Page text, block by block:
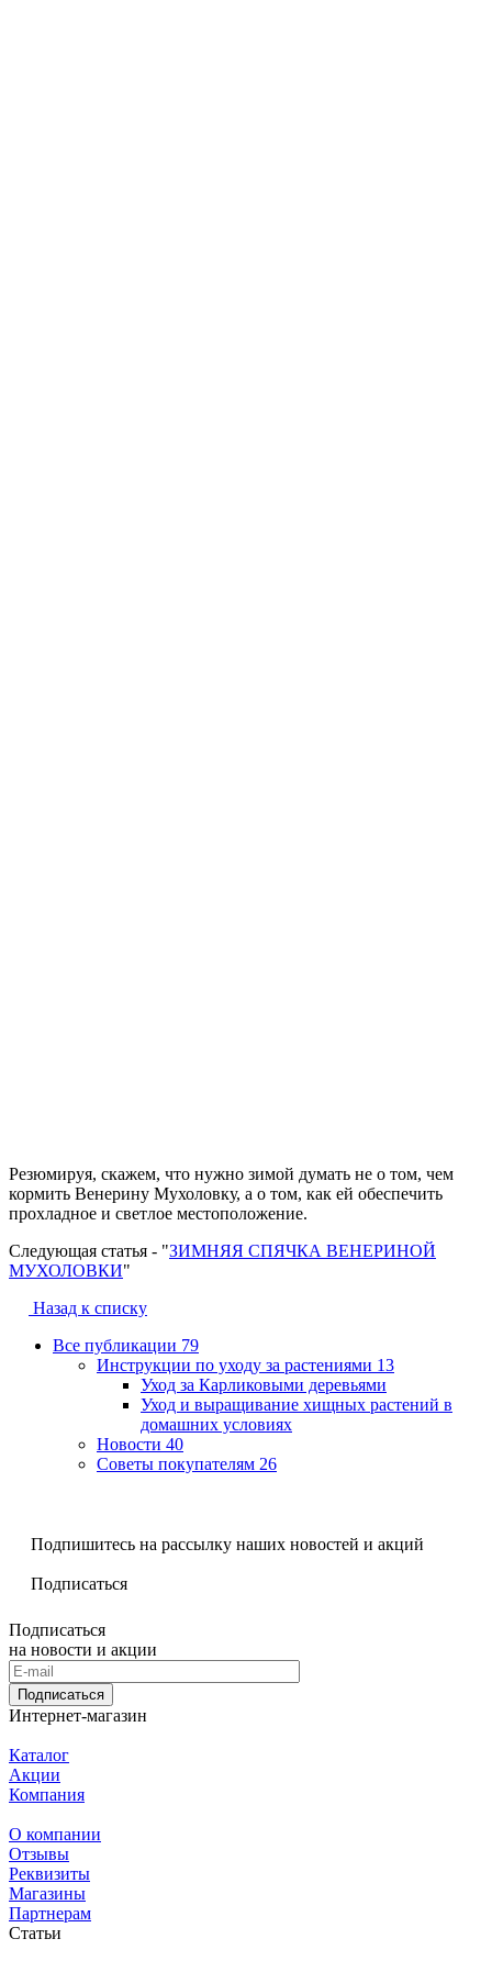
Резюмируя, скажем, что нужно зимой думать не о том, чем
кормить Венерину Мухоловку, а о том, как ей обеспечить
прохладное и светлое местоположение.
Следующая статья - "ЗИМНЯЯ СПЯЧКА ВЕНЕРИНОЙ
МУХОЛОВКИ"
Назад к списку
Все публикации 79
Инструкции по уходу за растениями 13
Уход за Карликовыми деревьями
Уход и выращивание хищных растений в
домашних условиях
Новости 40
Советы покупателям 26
Подпишитесь на рассылку наших новостей и акций
Подписаться
Подписаться
на новости и акции
Подписаться
Интернет-магазин
Каталог
Акции
Компания
О компании
Отзывы
Реквизиты
Магазины
Партнерам
Статьи